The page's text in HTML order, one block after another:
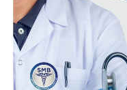
Con esta ampliación,
fortalecer la
comunidades rurales y
para cientos de
un servicio irregular.